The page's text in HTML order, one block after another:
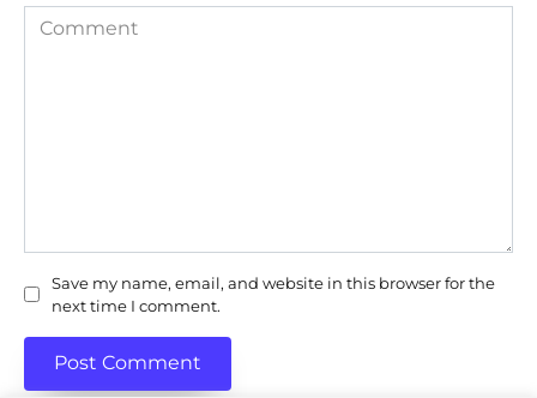
Comment
Save my name, email, and website in this browser for the
next time I comment.